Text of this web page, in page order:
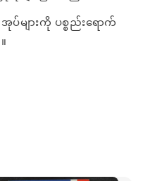
များကို ပစ္စည်းရောက်